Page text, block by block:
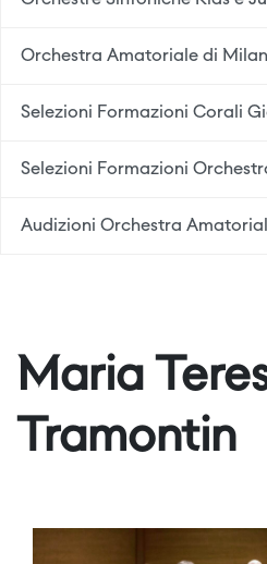
Orchestra Amatoriale di
Selezioni Formazioni Corali
Selezioni Formazioni
Audizioni Orchestra
Maria
Tramontin